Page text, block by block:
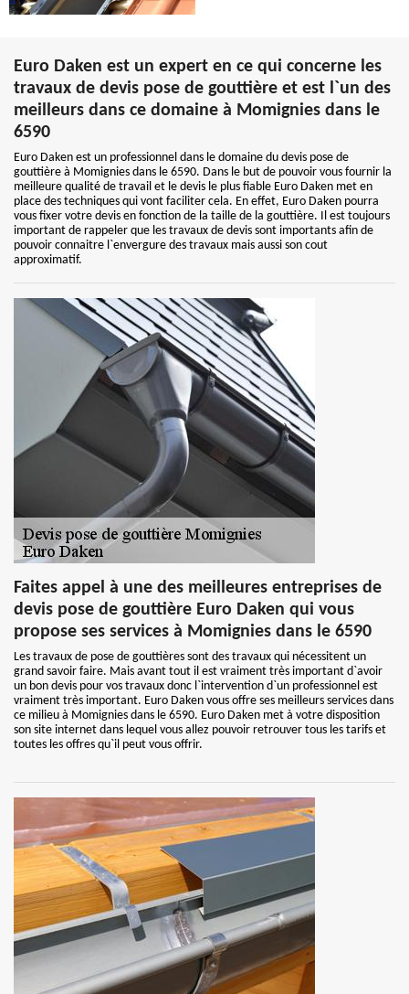
Euro Daken est un expert en ce qui concerne les
travaux de devis pose de gouttière et est l`un des
meilleurs dans ce domaine à Momignies dans le
6590
Euro Daken est un professionnel dans le domaine du devis pose de
gouttière à Momignies dans le 6590. Dans le but de pouvoir vous fournir la
meilleure qualité de travail et le devis le plus fiable Euro Daken met en
place des techniques qui vont faciliter cela. En effet, Euro Daken pourra
vous fixer votre devis en fonction de la taille de la gouttière. Il est toujours
important de rappeler que les travaux de devis sont importants afin de
pouvoir connaitre l`envergure des travaux mais aussi son cout
approximatif.
Faites appel à une des meilleures entreprises de
devis pose de gouttière Euro Daken qui vous
propose ses services à Momignies dans le 6590
Les travaux de pose de gouttières sont des travaux qui nécessitent un
grand savoir faire. Mais avant tout il est vraiment très important d`avoir
un bon devis pour vos travaux donc l`intervention d`un professionnel est
vraiment très important. Euro Daken vous offre ses meilleurs services dans
ce milieu à Momignies dans le 6590. Euro Daken met à votre disposition
son site internet dans lequel vous allez pouvoir retrouver tous les tarifs et
toutes les offres qu`il peut vous offrir.